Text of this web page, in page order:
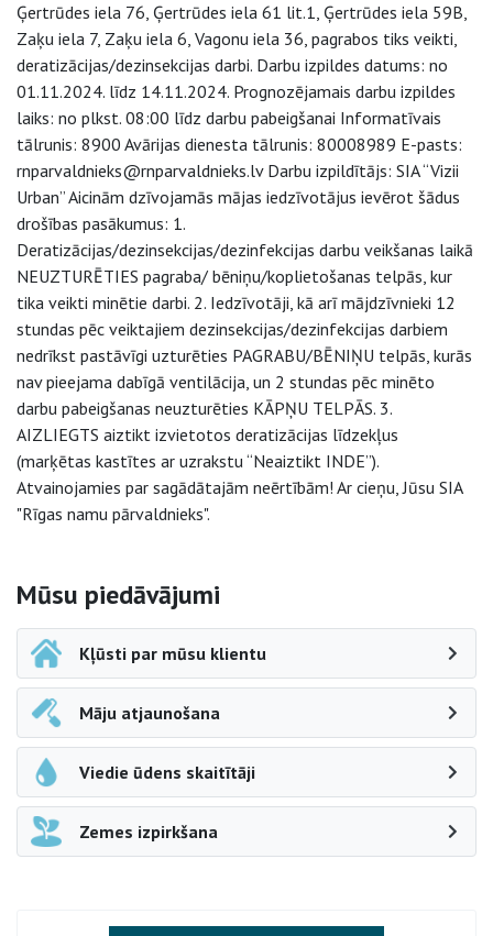
Ģertrūdes iela 76, Ģertrūdes iela 61 lit.1, Ģertrūdes iela 59B,
Zaķu iela 7, Zaķu iela 6, Vagonu iela 36, pagrabos tiks veikti,
deratizācijas/dezinsekcijas darbi. Darbu izpildes datums: no
01.11.2024. līdz 14.11.2024. Prognozējamais darbu izpildes
laiks: no plkst. 08:00 līdz darbu pabeigšanai Informatīvais
tālrunis: 8900 Avārijas dienesta tālrunis: 80008989 E-pasts:
rnparvaldnieks@rnparvaldnieks.lv Darbu izpildītājs: SIA “Vizii
Urban” Aicinām dzīvojamās mājas iedzīvotājus ievērot šādus
drošības pasākumus: 1.
Deratizācijas/dezinsekcijas/dezinfekcijas darbu veikšanas laikā
NEUZTURĒTIES pagraba/ bēniņu/koplietošanas telpās, kur
tika veikti minētie darbi. 2. Iedzīvotāji, kā arī mājdzīvnieki 12
stundas pēc veiktajiem dezinsekcijas/dezinfekcijas darbiem
nedrīkst pastāvīgi uzturēties PAGRABU/BĒNIŅU telpās, kurās
nav pieejama dabīgā ventilācija, un 2 stundas pēc minēto
darbu pabeigšanas neuzturēties KĀPŅU TELPĀS. 3.
AIZLIEGTS aiztikt izvietotos deratizācijas līdzekļus
(marķētas kastītes ar uzrakstu “Neaiztikt INDE”).
Atvainojamies par sagādātajām neērtībām! Ar cieņu, Jūsu SIA
"Rīgas namu pārvaldnieks".
Sāna navigācija
Mūsu piedāvājumi
Kļūsti par mūsu klientu
Māju atjaunošana
Viedie ūdens skaitītāji
Zemes izpirkšana